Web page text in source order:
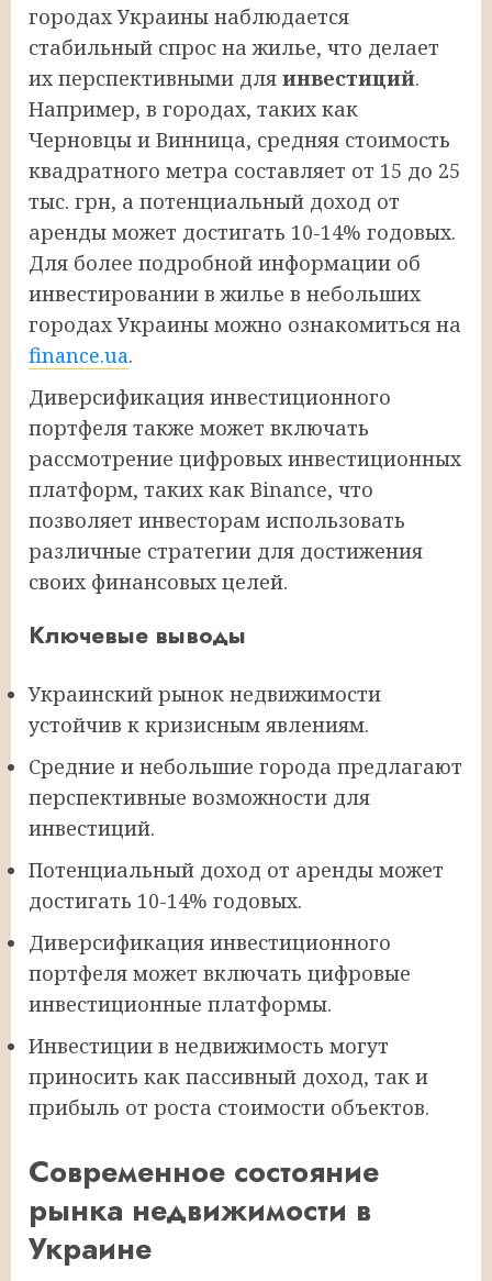
городах Украины наблюдается
стабильный спрос на жилье, что делает
их перспективными для инвестиций.
Например, в городах, таких как
Черновцы и Винница, средняя стоимость
квадратного метра составляет от 15 до 25
тыс. грн, а потенциальный доход от
аренды может достигать 10-14% годовых.
Для более подробной информации об
инвестировании в жилье в небольших
городах Украины можно ознакомиться на
finance.ua.
Диверсификация инвестиционного
портфеля также может включать
рассмотрение цифровых инвестиционных
платформ, таких как Binance, что
позволяет инвесторам использовать
различные стратегии для достижения
своих финансовых целей.
Ключевые выводы
Украинский рынок недвижимости
устойчив к кризисным явлениям.
Средние и небольшие города предлагают
перспективные возможности для
инвестиций.
Потенциальный доход от аренды может
достигать 10-14% годовых.
Диверсификация инвестиционного
портфеля может включать цифровые
инвестиционные платформы.
Инвестиции в недвижимость могут
приносить как пассивный доход, так и
прибыль от роста стоимости объектов.
Современное состояние
рынка недвижимости в
Украине